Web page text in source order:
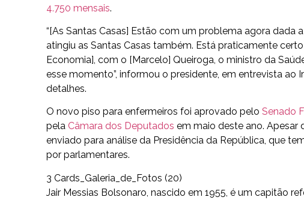
4.750 mensais.
“[As Santas Casas] Estão com um problema agora dada
atingiu as Santas Casas também. Está praticamente
Economia], com o [Marcelo] Queiroga, o ministro da
esse momento”, informou o presidente, em entrevista ao
detalhes.
O novo piso para enfermeiros foi aprovado pelo Senado
pela Câmara dos Deputados em maio deste ano. Apesar
enviado para análise da Presidência da República, que
por parlamentares.
3 Cards_Galeria_de_Fotos (20)
Jair Messias Bolsonaro, nascido em 1955, é um capitão